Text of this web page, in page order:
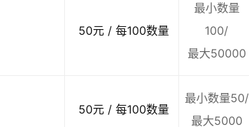
50元 / 每100数量
最小数量
100/
最大50000
50元 / 每100数量
最小数量50/
最大5000